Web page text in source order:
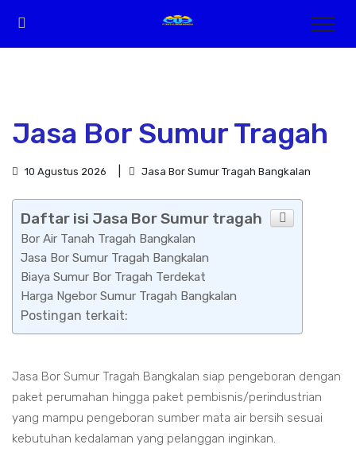
Jasa Bor Sumur Tragah
10 Agustus 2026 Jasa Bor Sumur Tragah Bangkalan
Daftar isi Jasa Bor Sumur tragah
Bor Air Tanah Tragah Bangkalan
Jasa Bor Sumur Tragah Bangkalan
Biaya Sumur Bor Tragah Terdekat
Harga Ngebor Sumur Tragah Bangkalan
Postingan terkait:
Jasa Bor Sumur Tragah Bangkalan siap pengeboran dengan
paket perumahan hingga paket pembisnis/perindustrian
yang mampu pengeboran sumber mata air bersih sesuai
kebutuhan kedalaman yang pelanggan inginkan.